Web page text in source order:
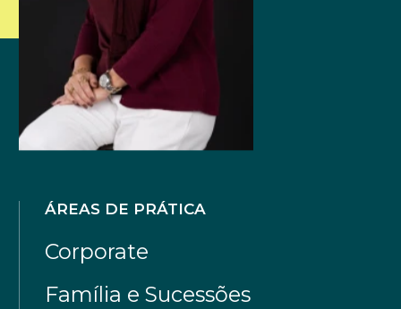
ÁREAS DE PRÁTICA
Corporate
Família e Sucessões